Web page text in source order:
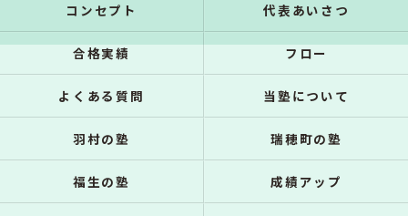
コンセプト 代表あいさつ
合格実績 フロー
よくある質問 当塾について
羽村の塾 瑞穂町の塾
福生の塾 成績アップ